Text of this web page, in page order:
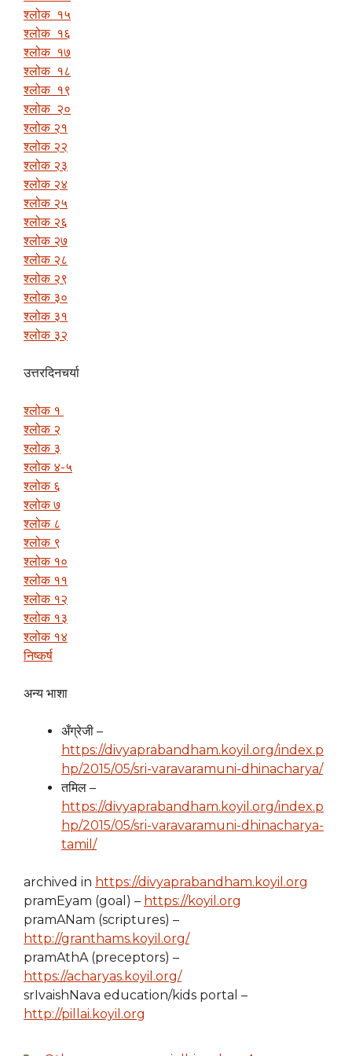
श्लोक १५
श्लोक १६
श्लोक १७
श्लोक १८
श्लोक १९
श्लोक २०
श्लोक २१
श्लोक २२
श्लोक २३
श्लोक २४
श्लोक २५
श्लोक २६
श्लोक २७
श्लोक २८
श्लोक २९
श्लोक ३०
श्लोक ३१
श्लोक ३२
उत्तरदिनचर्या
श्लोक १
श्लोक २
श्लोक ३
श्लोक ४-५
श्लोक ६
श्लोक ७
श्लोक ८
श्लोक ९
श्लोक १०
श्लोक ११
श्लोक १२
श्लोक १३
श्लोक १४
निष्कर्ष
अन्य भाशा
अँग्रेजी –
https://divyaprabandham.koyil.org/index.p
hp/2015/05/sri-varavaramuni-dhinacharya/
तमिल –
https://divyaprabandham.koyil.org/index.p
hp/2015/05/sri-varavaramuni-dhinacharya-
tamil/
archived in https://divyaprabandham.koyil.org
pramEyam (goal) – https://koyil.org
pramANam (scriptures) –
http://granthams.koyil.org/
pramAthA (preceptors) –
https://acharyas.koyil.org/
srIvaishNava education/kids portal –
http://pillai.koyil.org